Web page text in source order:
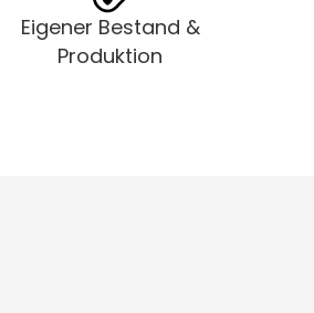
Eigener Bestand &
Produktion